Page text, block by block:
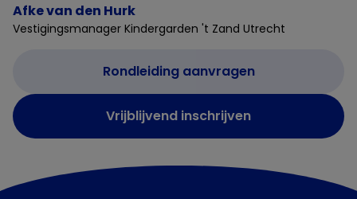
Afke van den Hurk
Vestigingsmanager Kindergarden 't Zand Utrecht
Rondleiding aanvragen
Vrijblijvend inschrijven